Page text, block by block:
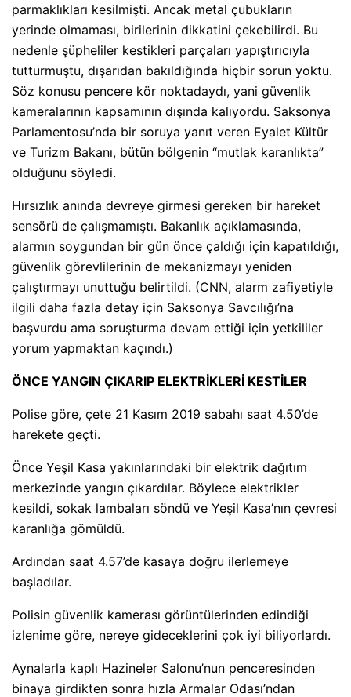
parmaklıkları kesilmişti. Ancak metal çubukların
yerinde olmaması, birilerinin dikkatini çekebilirdi. Bu
nedenle şüpheliler kestikleri parçaları yapıştırıcıyla
tutturmuştu, dışarıdan bakıldığında hiçbir sorun yoktu.
Söz konusu pencere kör noktadaydı, yani güvenlik
kameralarının kapsamının dışında kalıyordu. Saksonya
Parlamentosu’nda bir soruya yanıt veren Eyalet Kültür
ve Turizm Bakanı, bütün bölgenin “mutlak karanlıkta”
olduğunu söyledi.
Hırsızlık anında devreye girmesi gereken bir hareket
sensörü de çalışmamıştı. Bakanlık açıklamasında,
alarmın soygundan bir gün önce çaldığı için kapatıldığı,
güvenlik görevlilerinin de mekanizmayı yeniden
çalıştırmayı unuttuğu belirtildi. (CNN, alarm zafiyetiyle
ilgili daha fazla detay için Saksonya Savcılığı’na
başvurdu ama soruşturma devam ettiği için yetkililer
yorum yapmaktan kaçındı.)
ÖNCE YANGIN ÇIKARIP ELEKTRİKLERİ KESTİLER
Polise göre, çete 21 Kasım 2019 sabahı saat 4.50’de
harekete geçti.
Önce Yeşil Kasa yakınlarındaki bir elektrik dağıtım
merkezinde yangın çıkardılar. Böylece elektrikler
kesildi, sokak lambaları söndü ve Yeşil Kasa’nın çevresi
karanlığa gömüldü.
Ardından saat 4.57’de kasaya doğru ilerlemeye
başladılar.
Polisin güvenlik kamerası görüntülerinden edindiği
izlenime göre, nereye gideceklerini çok iyi biliyorlardı.
Aynalarla kaplı Hazineler Salonu’nun penceresinden
binaya girdikten sonra hızla Armalar Odası’ndan